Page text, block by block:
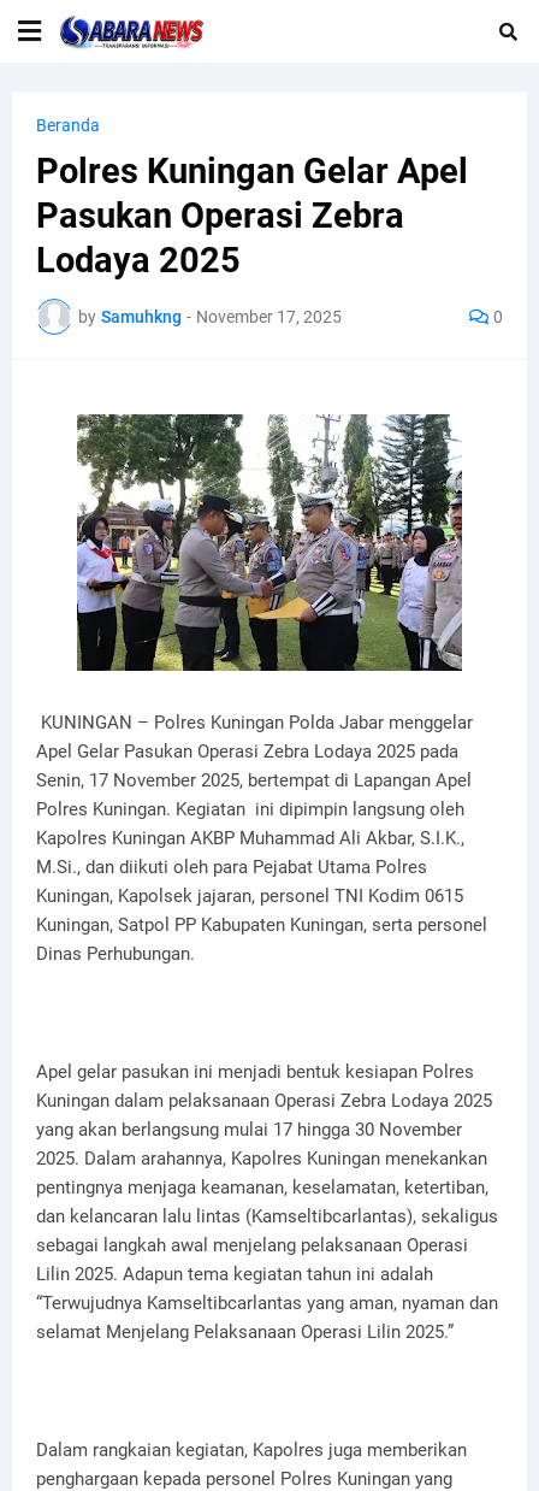
Beranda
Polres Kuningan Gelar Apel
Pasukan Operasi Zebra
Lodaya 2025
by Samuhkng - November 17, 2025 0
KUNINGAN – Polres Kuningan Polda Jabar menggelar
Apel Gelar Pasukan Operasi Zebra Lodaya 2025 pada
Senin, 17 November 2025, bertempat di Lapangan Apel
Polres Kuningan. Kegiatan ini dipimpin langsung oleh
Kapolres Kuningan AKBP Muhammad Ali Akbar, S.I.K.,
M.Si., dan diikuti oleh para Pejabat Utama Polres
Kuningan, Kapolsek jajaran, personel TNI Kodim 0615
Kuningan, Satpol PP Kabupaten Kuningan, serta personel
Dinas Perhubungan.
Apel gelar pasukan ini menjadi bentuk kesiapan Polres
Kuningan dalam pelaksanaan Operasi Zebra Lodaya 2025
yang akan berlangsung mulai 17 hingga 30 November
2025. Dalam arahannya, Kapolres Kuningan menekankan
pentingnya menjaga keamanan, keselamatan, ketertiban,
dan kelancaran lalu lintas (Kamseltibcarlantas), sekaligus
sebagai langkah awal menjelang pelaksanaan Operasi
Lilin 2025. Adapun tema kegiatan tahun ini adalah
“Terwujudnya Kamseltibcarlantas yang aman, nyaman dan
selamat Menjelang Pelaksanaan Operasi Lilin 2025.”
Dalam rangkaian kegiatan, Kapolres juga memberikan
penghargaan kepada personel Polres Kuningan yang